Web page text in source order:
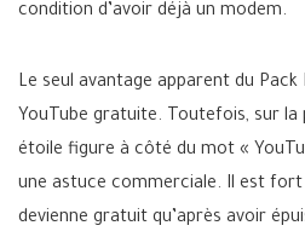
condition d’avoir déjà un modem.
Le seul avantage apparent du Pack
YouTube gratuite. Toutefois, sur la
étoile figure à côté du mot «
une astuce commerciale. Il est fort
devienne gratuit qu’après avoir